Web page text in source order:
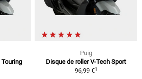
Puig
Disque de roller V-Tech Sport
96,99 €1